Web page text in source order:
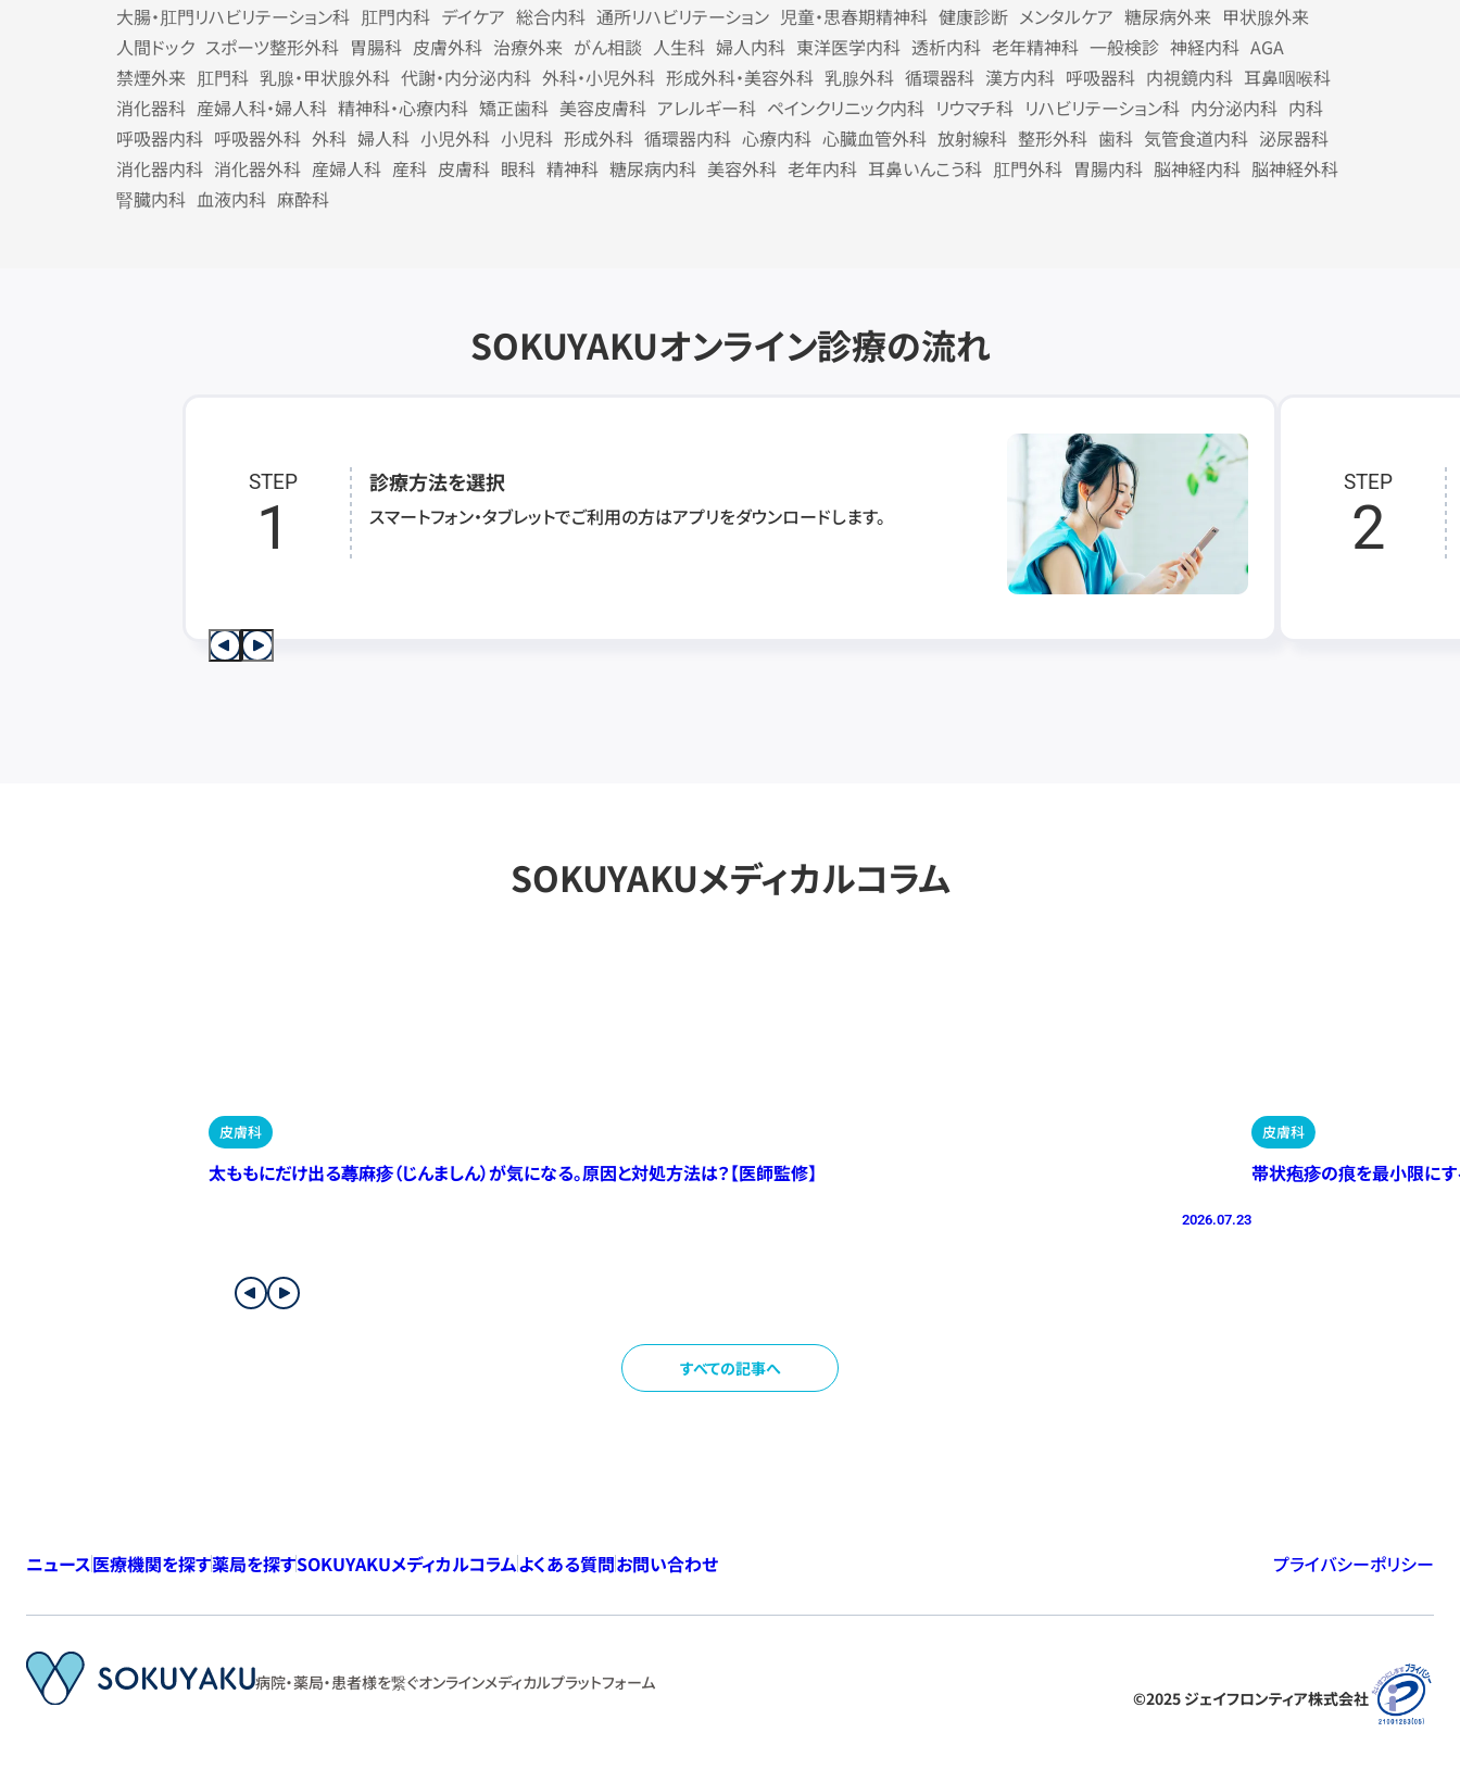
大腸・肛門リハビリテーション科 肛門内科 デイケア 総合内科 通所リハビリテーション 児童・思春期精神科 健康診断 メンタルケア 糖尿病外来 甲状腺外来
人間ドック スポーツ整形外科 胃腸科 皮膚外科 治療外来 がん相談 人生科 婦人内科 東洋医学内科 透析内科 老年精神科 一般検診 神経内科 AGA
禁煙外来 肛門科 乳腺・甲状腺外科 代謝・内分泌内科 外科・小児外科 形成外科・美容外科 乳腺外科 循環器科 漢方内科 呼吸器科 内視鏡内科 耳鼻咽喉科
消化器科 産婦人科・婦人科 精神科・心療内科 矯正歯科 美容皮膚科 アレルギー科 ペインクリニック内科 リウマチ科 リハビリテーション科 内分泌内科 内科
呼吸器内科 呼吸器外科 外科 婦人科 小児外科 小児科 形成外科 循環器内科 心療内科 心臓血管外科 放射線科 整形外科 歯科 気管食道内科 泌尿器科
消化器内科 消化器外科 産婦人科 産科 皮膚科 眼科 精神科 糖尿病内科 美容外科 老年内科 耳鼻いんこう科 肛門外科 胃腸内科 脳神経内科 脳神経外科
腎臓内科 血液内科 麻酔科
SOKUYAKUオンライン診療の流れ
STEP
1
診療方法を選択
スマートフォン・タブレットでご利用の方はアプリをダウンロードします。
STEP
2
SOKUYAKUメディカルコラム
皮膚科
帯状疱疹の痕を最小限にす